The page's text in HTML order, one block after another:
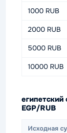
1000 RUB
2000 RUB
5000 RUB
10000 RUB
EGP/RUB
Исходная